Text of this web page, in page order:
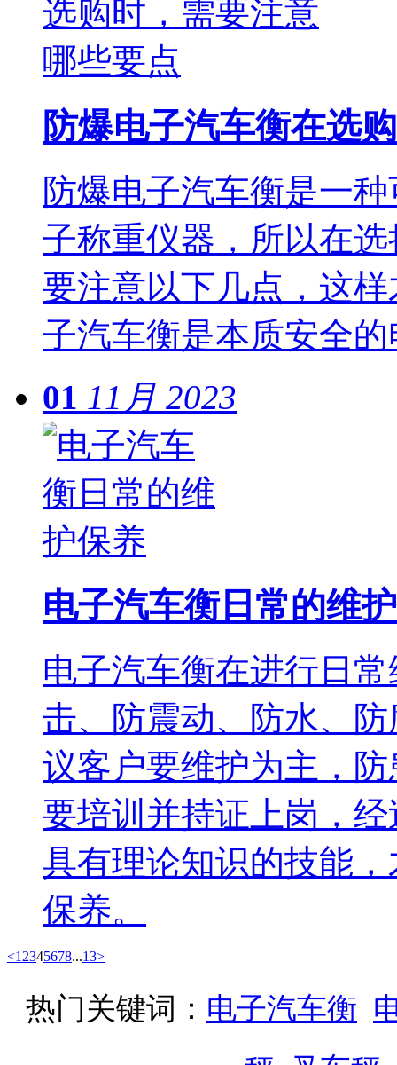
防爆电子汽车衡在选
防爆电子汽车衡是一
子称重仪器，所以在
要注意以下几点，这
子汽车衡是本质安全
01 11月 2023
电子汽车衡日常的维
电子汽车衡在进行日
击、防震动、防水、
议客户要维护为主，
要培训并持证上岗，
具有理论知识的技能
保养。
<1 2345678...13>
热门关键词： 电子汽车衡